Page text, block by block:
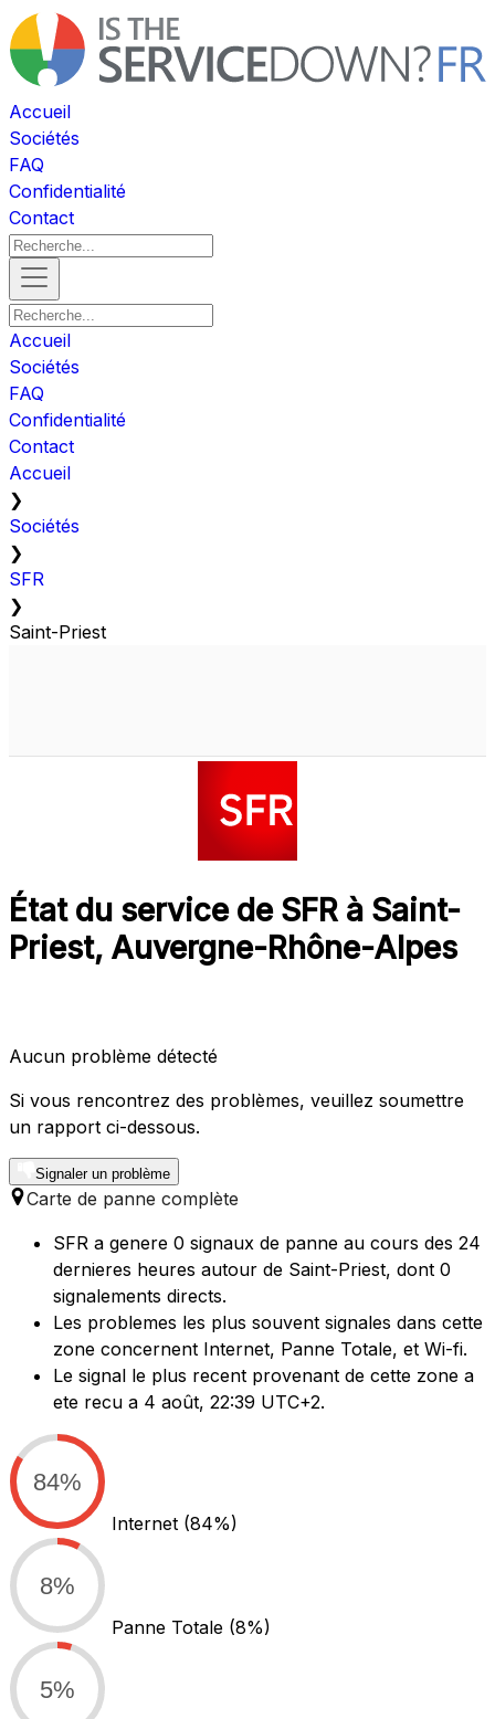
Accueil
Sociétés
FAQ
Confidentialité
Contact
Accueil
Sociétés
FAQ
Confidentialité
Contact
Accueil
❯
Sociétés
❯
SFR
❯
Saint-Priest
État du service de SFR à Saint-
Priest, Auvergne-Rhône-Alpes
Aucun problème détecté
Si vous rencontrez des problèmes, veuillez soumettre
un rapport ci-dessous.
Signaler un problème
Carte de panne complète
SFR a genere 0 signaux de panne au cours des 24
dernieres heures autour de Saint-Priest, dont 0
signalements directs.
Les problemes les plus souvent signales dans cette
zone concernent Internet, Panne Totale, et Wi-fi.
Le signal le plus recent provenant de cette zone a
ete recu a 4 août, 22:39 UTC+2.
84%
Internet (84%)
8%
Panne Totale (8%)
5%